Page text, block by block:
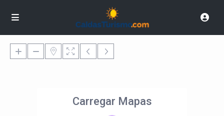
Carregar Mapas